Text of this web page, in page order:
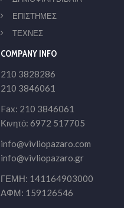
ΕΠΙΣΤΗΜΕΣ
ΤΕΧΝΕΣ
COMPANY INFO
210 3828286
210 3846061
Fax: 210 3846061
Κινητό: 6972 517705
info@vivliopazaro.com
info@vivliopazaro.gr
ΓΕΜΗ: 141164903000
ΑΦΜ: 159126546